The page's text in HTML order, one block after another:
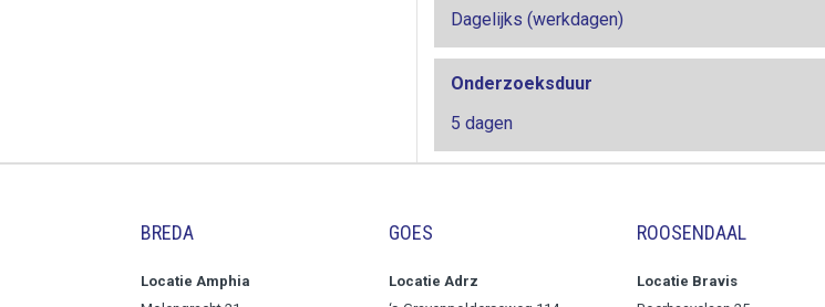
Dagelijks (werkdagen)
Onderzoeksduur
5 dagen
BREDA
Locatie Amphia
GOES
Locatie Adrz
ROOSENDAAL
Locatie Bravis